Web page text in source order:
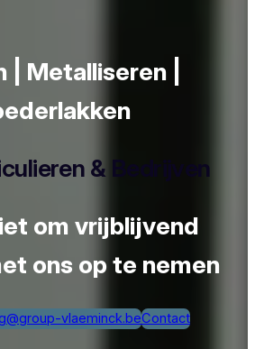
| Metalliseren |
& Bedrijven
om vrijblijvend
ons op te nemen
vlaeminck.beContact